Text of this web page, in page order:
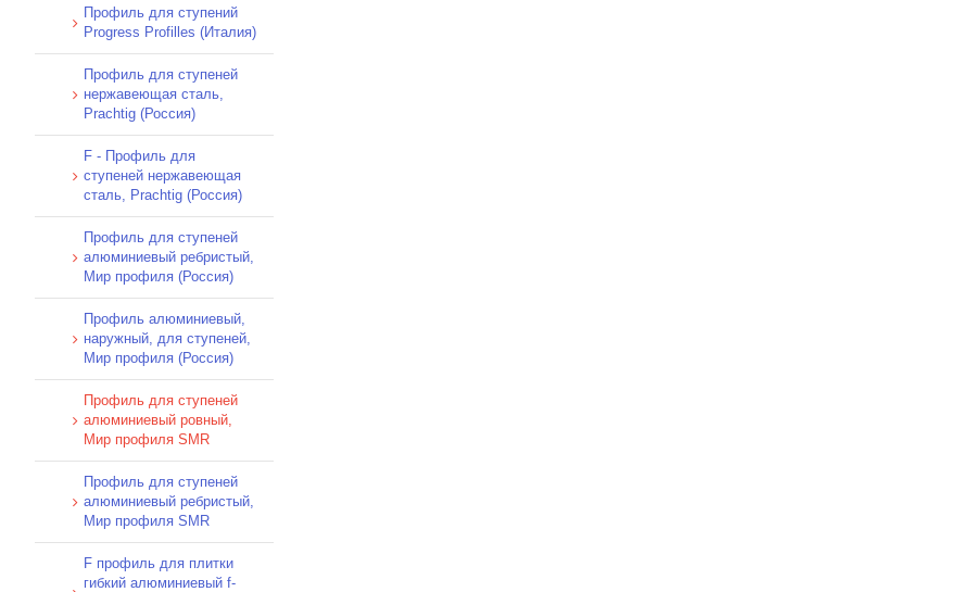
Профиль для ступений
Progress Profilles (Италия)
Профиль для ступеней
нержавеющая сталь,
Prachtig (Россия)
F - Профиль для
ступеней нержавеющая
сталь, Prachtig (Россия)
Профиль для ступеней
алюминиевый ребристый,
Мир профиля (Россия)
Профиль алюминиевый,
наружный, для ступеней,
Мир профиля (Россия)
Профиль для ступеней
алюминиевый ровный,
Мир профиля SMR
Профиль для ступеней
алюминиевый ребристый,
Мир профиля SMR
F профиль для плитки
гибкий алюминиевый f-